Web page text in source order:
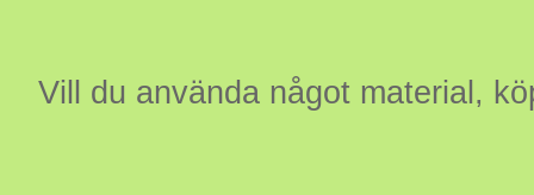
Vill du använda något material,